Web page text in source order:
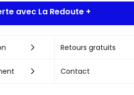
avec La Redoute +
Retours gratuits
Contact